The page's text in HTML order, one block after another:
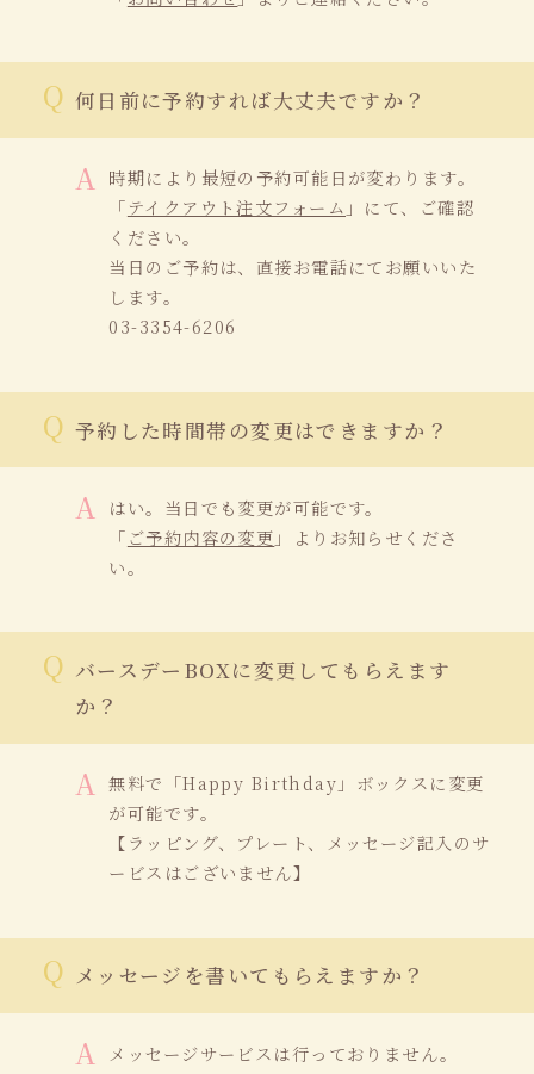
何日前に予約すれば大丈夫ですか？
時期により最短の予約可能日が変わります。
「 テイクアウト注文フォーム 」にて、ご確認
ください。
当日のご予約は、直接お電話にてお願いいた
します。
03-3354-6206
予約した時間帯の変更はできますか？
はい。当日でも変更が可能です。
「 ご予約内容の変更 」よりお知らせくださ
い。
バースデーBOXに変更してもらえます
か？
無料で「Happy Birthday」ボックスに変更
が可能です。
【ラッピング、プレート、メッセージ記入のサ
ービスはございません】
メッセージを書いてもらえますか？
メッセージサービスは行っておりません。